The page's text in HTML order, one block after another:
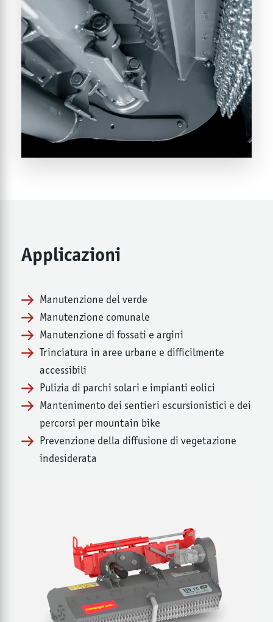
Applicazioni
Manutenzione del verde
Manutenzione comunale
Manutenzione di fossati e argini
Trinciatura in aree urbane e difficilmente
accessibili
Pulizia di parchi solari e impianti eolici
Mantenimento dei sentieri escursionistici e dei
percorsi per mountain bike
Prevenzione della diffusione di vegetazione
indesiderata